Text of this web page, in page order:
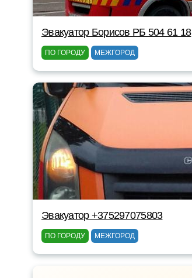
Эвакуатор Борисов РБ 504 61 18
ПО ГОРОДУ МЕЖГОРОД
Эвакуатор +375297075803
ПО ГОРОДУ МЕЖГОРОД